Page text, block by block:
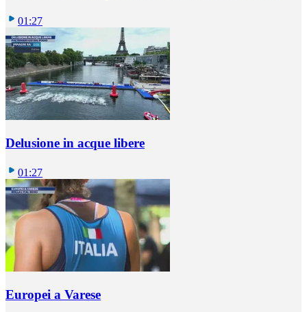
01:27
Delusione in acque libere
01:27
Europei a Varese